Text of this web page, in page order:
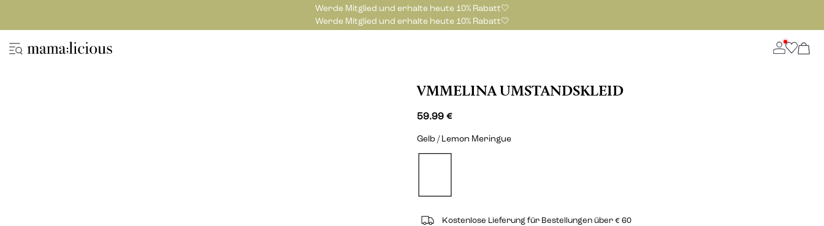
Werde Mitglied und erhalte heute 10% Rabatt🤍
Werde Mitglied und erhalte heute 10% Rabatt🤍
VMMELINA UMSTANDSKLEID
59.99 €
Gelb / Lemon Meringue
Kostenlose Lieferung für Bestellungen über € 60